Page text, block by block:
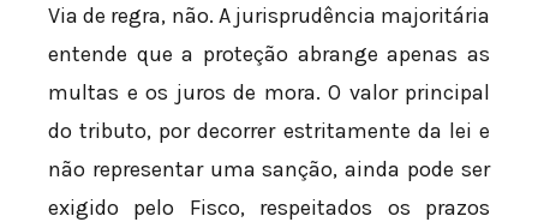
Via de regra, não. A jurisprudência majoritária
entende que a proteção abrange apenas as
multas e os juros de mora. O valor principal
do tributo, por decorrer estritamente da lei e
não representar uma sanção, ainda pode ser
exigido pelo Fisco, respeitados os prazos